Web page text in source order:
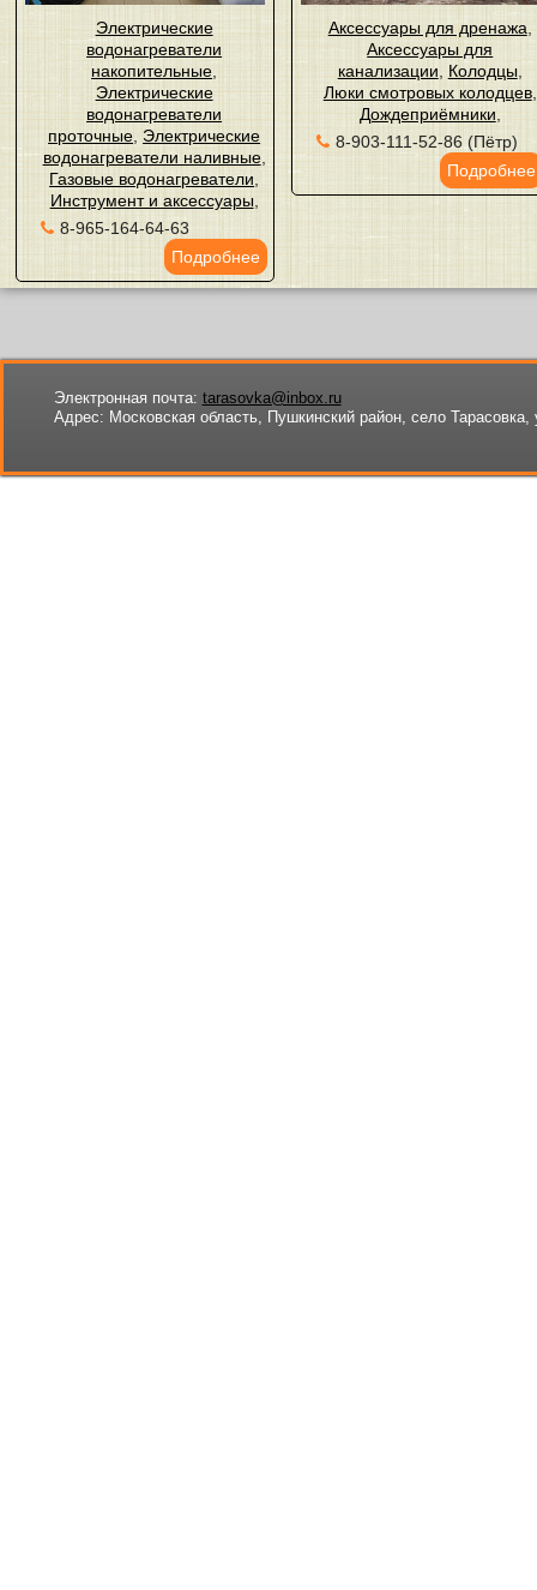
Электрические
водонагреватели
накопительные
Электрические
водонагреватели
проточные ,Электрические
водонагреватели наливные,
Газовые водонагреватели
Инструмент и аксессуары,
8-965-164-64-63
Подробнее
Аксессуары для дренажа
Аксессуары для
канализации
Колодцы,
Люки смотровых колодцев,
Дождеприёмники
8-903-111-52-86 (Пётр)
Подробнее
Электронная почта: tarasovka@inbox.ru
Адрес: Московская область, Пушкинский район, село